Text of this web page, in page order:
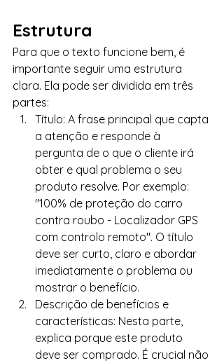
Estrutura
Para que o texto funcione bem, é
importante seguir uma estrutura
clara. Ela pode ser dividida em três
partes:
Título: A frase principal que capta
a atenção e responde à
pergunta de o que o cliente irá
obter e qual problema o seu
produto resolve. Por exemplo:
"100% de proteção do carro
contra roubo - Localizador GPS
com controlo remoto". O título
deve ser curto, claro e abordar
imediatamente o problema ou
mostrar o benefício.
Descrição de benefícios e
características: Nesta parte,
explica porque este produto
deve ser comprado. É crucial não